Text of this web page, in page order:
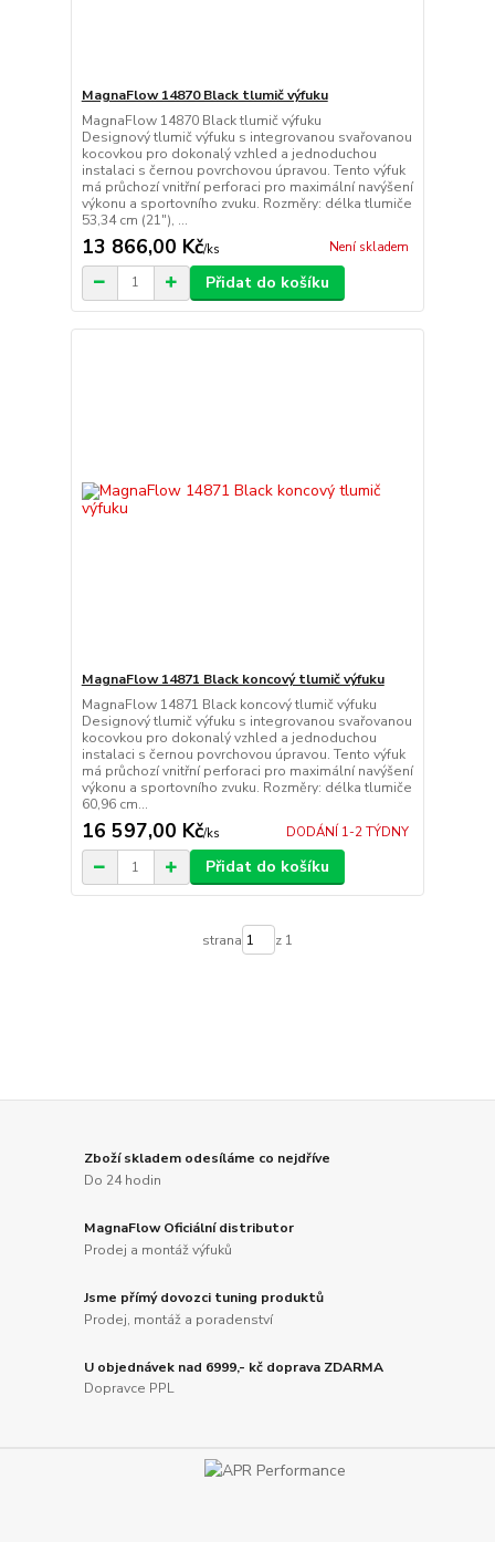
MagnaFlow 14870 Black tlumič výfuku
MagnaFlow 14870 Black tlumič výfuku
Designový tlumič výfuku s integrovanou svařovanou
kocovkou pro dokonalý vzhled a jednoduchou
instalaci s černou povrchovou úpravou. Tento výfuk
má průchozí vnitřní perforaci pro maximální navýšení
výkonu a sportovního zvuku. Rozměry: délka tlumiče
53,34 cm (21"), ...
13 866,00 Kč/ks Není skladem
Přidat do košíku
MagnaFlow 14871 Black koncový tlumič výfuku
MagnaFlow 14871 Black koncový tlumič výfuku
Designový tlumič výfuku s integrovanou svařovanou
kocovkou pro dokonalý vzhled a jednoduchou
instalaci s černou povrchovou úpravou. Tento výfuk
má průchozí vnitřní perforaci pro maximální navýšení
výkonu a sportovního zvuku. Rozměry: délka tlumiče
60,96 cm...
16 597,00 Kč/ks DODÁNÍ 1-2 TÝDNY
Přidat do košíku
strana z 1
Zboží skladem odesíláme co nejdříve
Do 24 hodin
MagnaFlow Oficiální distributor
Prodej a montáž výfuků
Jsme přímý dovozci tuning produktů
Prodej, montáž a poradenství
U objednávek nad 6999,- kč doprava ZDARMA
Dopravce PPL